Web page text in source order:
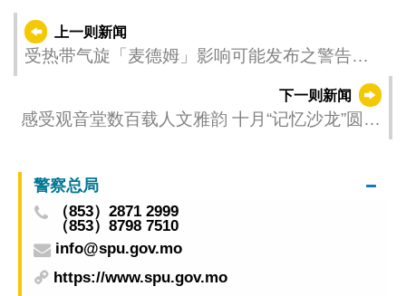
上一则新闻
受热带气旋「麦德姆」影响可能发布之警告
下一则新闻
感受观音堂数百载人文雅韵 十月“记忆沙龙”圆满
警察总局
（853）2871 2999
（853）8798 7510
info@spu.gov.mo
https://www.spu.gov.mo